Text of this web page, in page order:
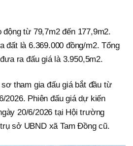
từ 79,7m2 đến 177,9m2.
đất là 6.369.000 đồng/m2. Tổng
ra đấu giá là 3.950,5m2.
tham gia đấu giá bắt đầu từ
2026. Phiên đấu giá dự kiến
20/6/2026 tại Hội trường
sở UBND xã Tam Đồng cũ.